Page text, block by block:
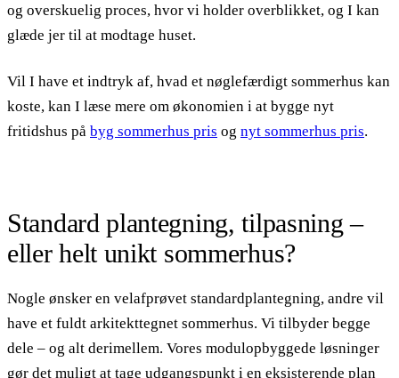
og overskuelig proces, hvor vi holder overblikket, og I kan
glæde jer til at modtage huset.
Vil I have et indtryk af, hvad et nøglefærdigt sommerhus kan
koste, kan I læse mere om økonomien i at bygge nyt
fritidshus på byg sommerhus pris og nyt sommerhus pris.
Standard plantegning, tilpasning –
eller helt unikt sommerhus?
Nogle ønsker en velafprøvet standardplantegning, andre vil
have et fuldt arkitekttegnet sommerhus. Vi tilbyder begge
dele – og alt derimellem. Vores modulopbyggede løsninger
gør det muligt at tage udgangspunkt i en eksisterende plan